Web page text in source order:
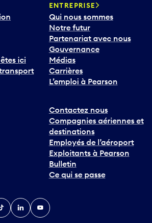
ici
ENTREPRISE
Qui nous sommes
Notre futur
Partenariat avec nous
Gouvernance
Médias
Carrières
L’emploi à Pearson
Contactez nous
Compagnies aériennes et
destinations
Employés de l’aéroport
Exploitants à Pearson
Bulletin
Ce qui se passe
LinkedInYouTube